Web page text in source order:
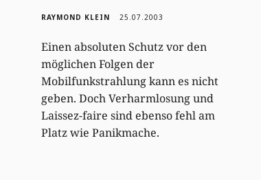
RAYMOND KLEIN 25.07.2003
Einen absoluten Schutz vor den
möglichen Folgen der
Mobilfunkstrahlung kann es nicht
geben. Doch Verharmlosung und
Laissez-faire sind ebenso fehl am
Platz wie Panikmache.